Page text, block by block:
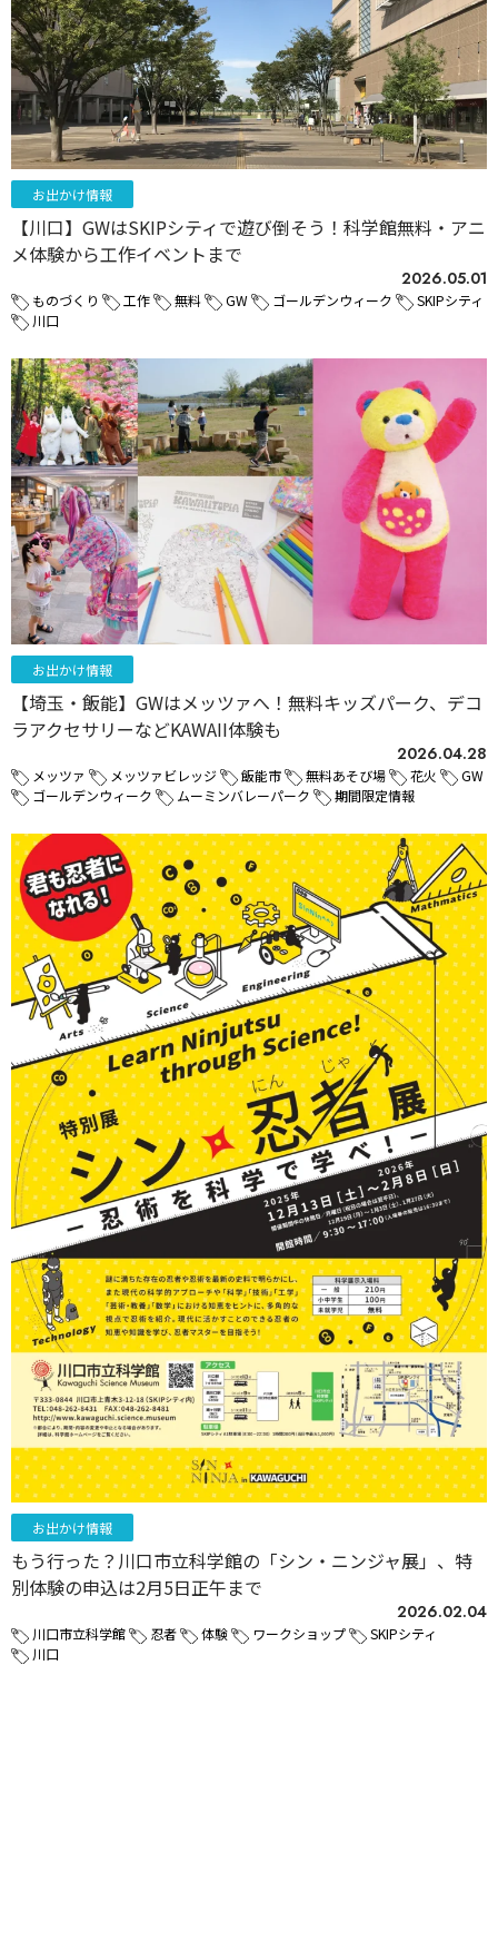
お出かけ情報
【川口】GWはSKIPシティで遊び倒そう！科学館無料・アニ
メ体験から工作イベントまで
2026.05.01
ものづくり 工作 無料 GW ゴールデンウィーク
SKIPシティ
川口
お出かけ情報
【埼玉・飯能】GWはメッツァへ！無料キッズパーク、デコ
ラアクセサリーなどKAWAII体験も
2026.04.28
メッツァ メッツァビレッジ 飯能市 無料あそび場 花火
GW
ゴールデンウィーク
ムーミンバレーパーク 期間限定情報
お出かけ情報
もう行った？川口市立科学館の「シン・ニンジャ展」、特
別体験の申込は2月5日正午まで
2026.02.04
川口市立科学館 忍者 体験 ワークショップ
SKIPシティ
川口